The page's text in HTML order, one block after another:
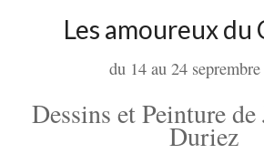
Les amoureux du
du 14 au 24
Dessins et Peinture
Duriez